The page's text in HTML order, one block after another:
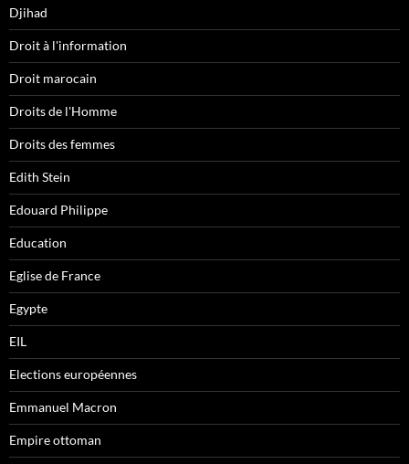
Djihad
Droit à l'information
Droit marocain
Droits de l'Homme
Droits des femmes
Edith Stein
Edouard Philippe
Education
Eglise de France
Egypte
EIL
Elections européennes
Emmanuel Macron
Empire ottoman